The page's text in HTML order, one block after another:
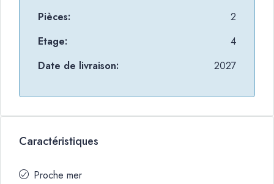
Pièces:
2
Etage:
4
Date de livraison:
2027
Caractéristiques
Proche mer